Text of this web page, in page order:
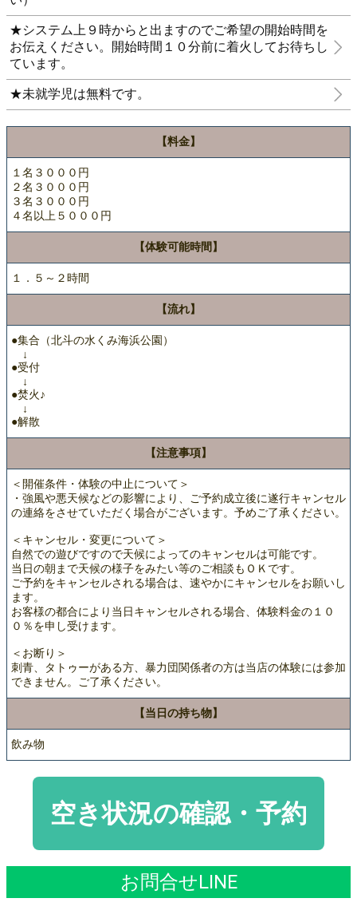
★システム上９時からと出ますのでご希望の開始時間を
お伝えください。開始時間１０分前に着火してお待ちし
ています。
★未就学児は無料です。
【料金】
１名３０００円
２名３０００円
３名３０００円
４名以上５０００円
【体験可能時間】
１．５～２時間
【流れ】
●集合（北斗の水くみ海浜公園）
↓
●受付
↓
●焚火♪
↓
●解散
【注意事項】
＜開催条件・体験の中止について＞
・強風や悪天候などの影響により、ご予約成立後に遂行キャンセル
の連絡をさせていただく場合がございます。予めご了承ください。
＜キャンセル・変更について＞
自然での遊びですので天候によってのキャンセルは可能です。
当日の朝まで天候の様子をみたい等のご相談もＯＫです。
ご予約をキャンセルされる場合は、速やかにキャンセルをお願いし
ます。
お客様の都合により当日キャンセルされる場合、体験料金の１０
０％を申し受けます。
＜お断り＞
刺青、タトゥーがある方、暴力団関係者の方は当店の体験には参加
できません。ご了承ください。
【当日の持ち物】
飲み物
空き状況の確認・予約
お問合せLINE